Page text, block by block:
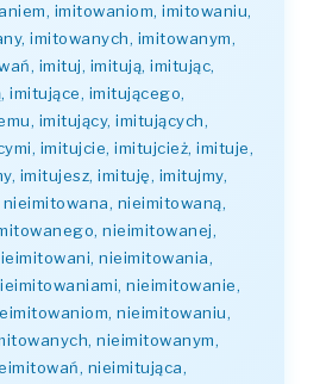
imitowaniom, imitowaniu,
imitowanych, imitowanym,
imituj, imitują, imitując,
imitujące, imitującego,
imitujący, imitujących,
imitujcie, imitujcież, imituje,
imitujesz, imituję, imitujmy,
nieimitowaną,
nieimitowanej,
nieimitowania,
nieimitowanie,
nieimitowaniu,
nieimitowanym,
nieimitująca,